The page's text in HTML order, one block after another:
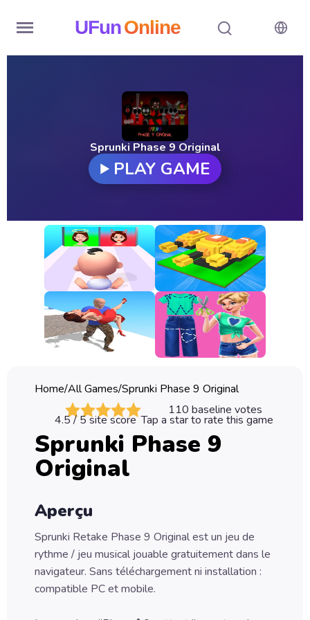
UFunOnline
New
Games
All
Games
Classic
Sprunki
Games
Car
Games
Run
Puzzle
Games
Sprunki Phase 9 Original
PLAY GAME
Home/All Games/Sprunki Phase 9 Original
110 baseline votes
4.5/ 5 site score Tap a star to rate this game
Sprunki Phase 9
Original
Aperçu
Sprunki Retake Phase 9 Original est un jeu de
rythme / jeu musical jouable gratuitement dans le
navigateur. Sans téléchargement ni installation :
compatible PC et mobile.